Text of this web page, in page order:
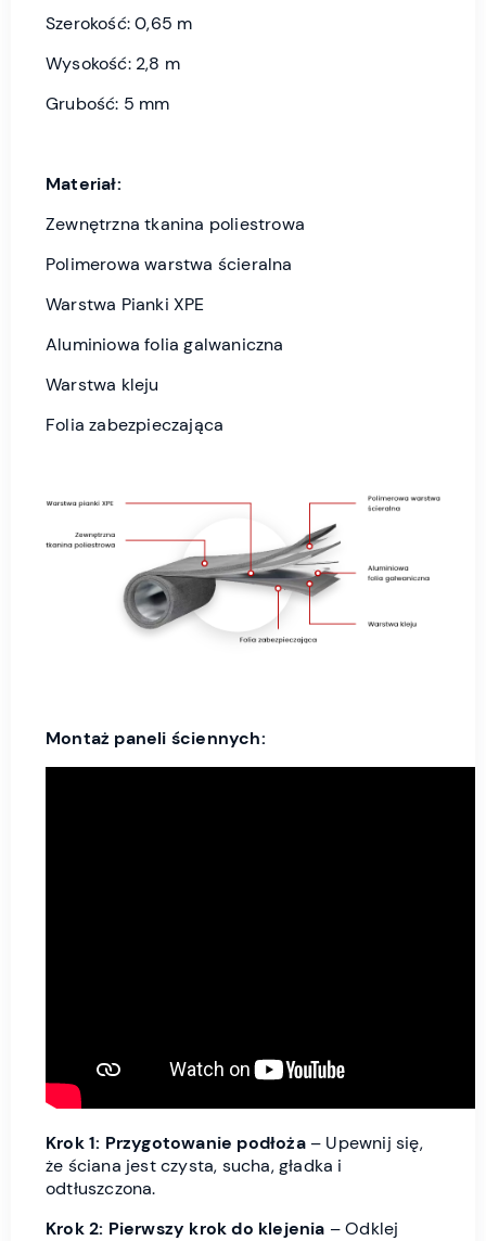
Szerokość: 0,65 m
Wysokość: 2,8 m
Grubość: 5 mm
Materiał:
Zewnętrzna tkanina poliestrowa
Polimerowa warstwa ścieralna
Warstwa Pianki XPE
Aluminiowa folia galwaniczna
Warstwa kleju
Folia zabezpieczająca
Montaż paneli ściennych:
Krok 1: Przygotowanie podłoża– Upewnij się,
że ściana jest czysta, sucha, gładka i
odtłuszczona.
Krok 2: Pierwszy krok do klejenia – Odklej